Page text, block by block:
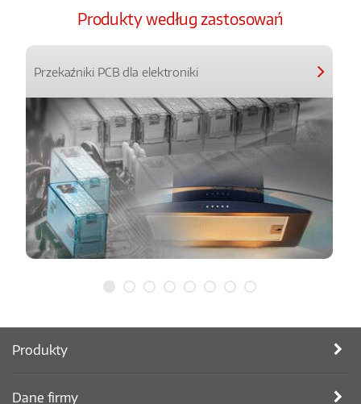
Produkty według zastosowań
Przekaźniki PCB dla elektroniki
Produkty
Dane firmy